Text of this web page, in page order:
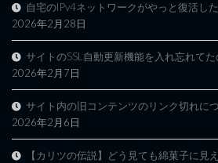
自宅のIPv4ネットワークがやっと復活し
2026年2月28日
サイトのSSL自動更新機能を入れ忘れて
2026年2月7日
サイト内の旧コンテンツのリンク切れに
2026年2月6日
【カリツの伝説】どう見ても綿菓子に見